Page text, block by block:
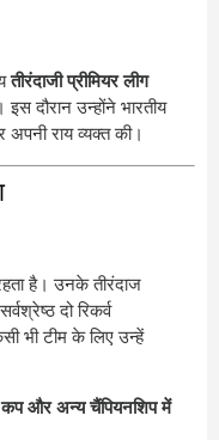
तीरंदाजी प्रीमियर लीग
दौरान उन्होंने भारतीय
अपनी राय व्यक्त की।
है। उनके तीरंदाज
दो रिकर्व
भी टीम के लिए उन्हें
कप और अन्य चैंपियनशिप में